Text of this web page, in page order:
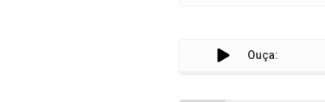
Ouça: